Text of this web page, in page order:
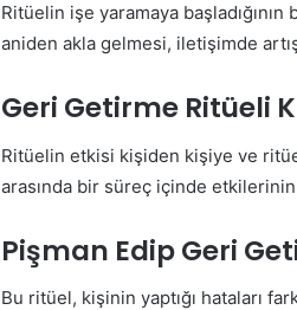
Ritüelin işe yaramaya
aniden akla gelmesi, iletişimde
Geri Getirme Ritüeli
Ritüelin etkisi kişiden kişiye ve
arasında bir süreç içinde
Pişman Edip Geri
Bu ritüel, kişinin yaptığı hataları